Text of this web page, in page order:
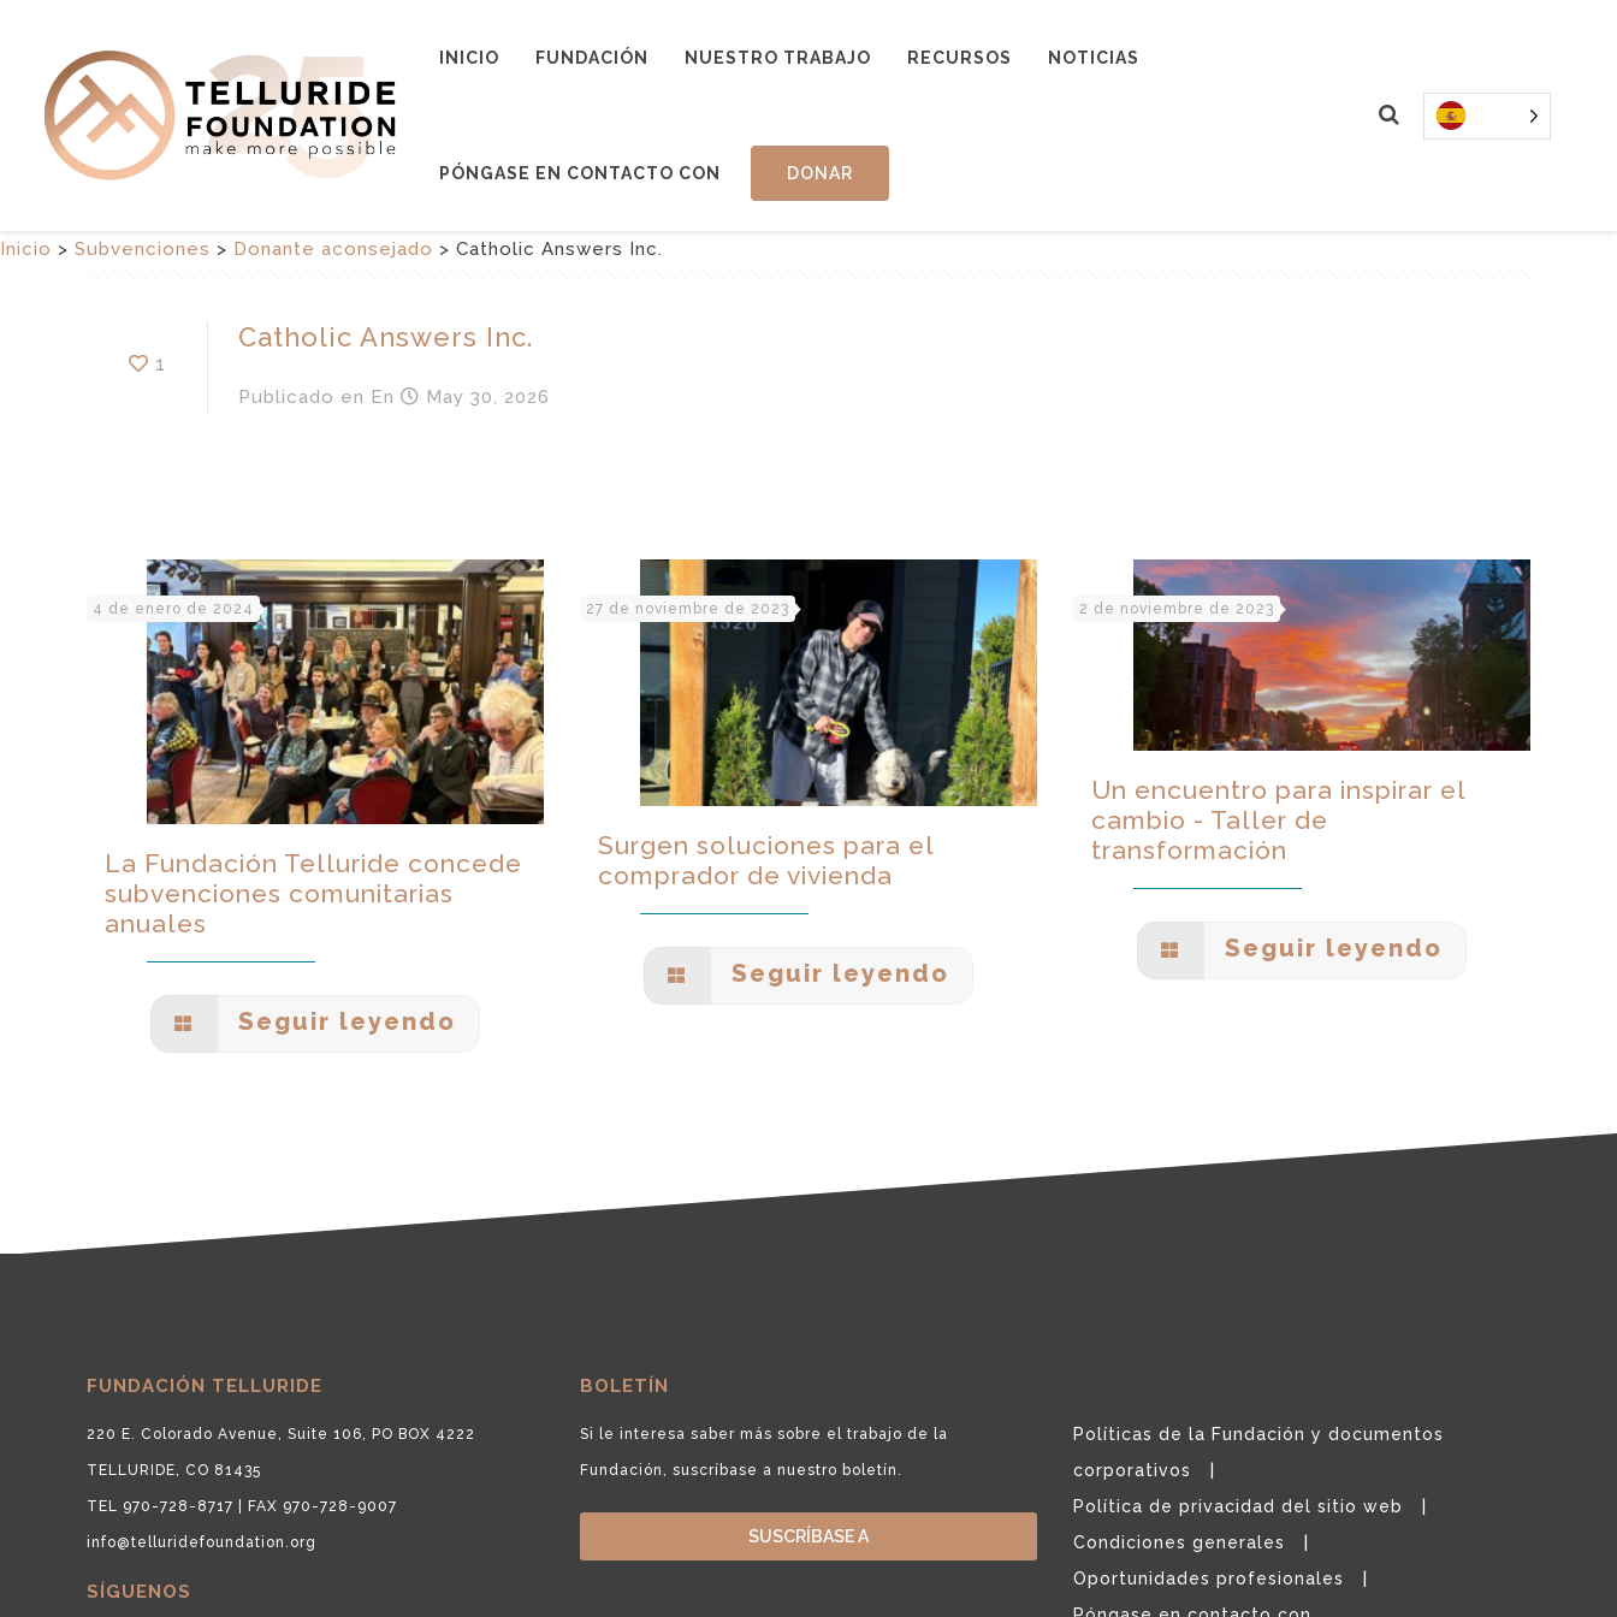
INICIO FUNDACIÓN NUESTRO TRABAJO RECURSOS NOTICIAS
PÓNGASE EN CONTACTO CON DONAR
Inicio > Subvenciones > Donante aconsejado > Catholic Answers Inc.
1
Catholic Answers Inc.
Publicado en En May 30, 2026
4 de enero de 2024
La Fundación Telluride concede
subvenciones comunitarias
anuales
Seguir leyendo
27 de noviembre de 2023
Surgen soluciones para el
comprador de vivienda
Seguir leyendo
2 de noviembre de 2023
Un encuentro para inspirar el
cambio - Taller de
transformación
Seguir leyendo
FUNDACIÓN TELLURIDE
220 E. Colorado Avenue, Suite 106, PO BOX 4222
TELLURIDE, CO 81435
TEL 970-728-8717 | FAX 970-728-9007
info@telluridefoundation.org
SÍGUENOS
BOLETÍN
Si le interesa saber más sobre el trabajo de la
Fundación, suscríbase a nuestro boletín.
SUSCRÍBASE A
Políticas de la Fundación y documentos
corporativos
Política de privacidad del sitio web
Condiciones generales
Oportunidades profesionales